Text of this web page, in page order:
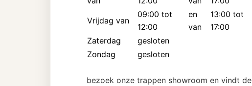
Vrijdag van
09:00 tot
12:00
en
van
13:00 tot
17:00
Zaterdag
gesloten
Zondag
gesloten
bezoek onze trappen showroom en vindt de